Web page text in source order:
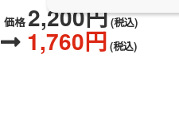
価格 2,200円 (税込)
1,760円 (税込)